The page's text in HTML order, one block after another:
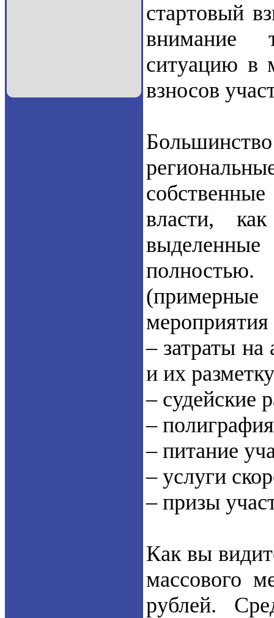
стартовый
внимание
ситуацию в
взносов
власти,
(примерные
– затраты на
и их
– судейские
–
– питание
– услуги
– призы
Как вы
массового
рублей.